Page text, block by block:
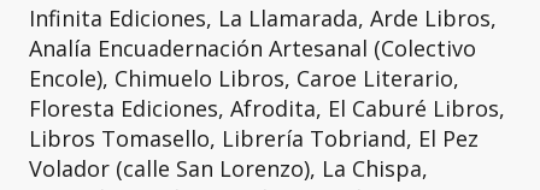
Infinita Ediciones, La Llamarada, Arde Libros,
Analía Encuadernación Artesanal (Colectivo
Encole), Chimuelo Libros, Caroe Literario,
Floresta Ediciones, Afrodita, El Caburé Libros,
Libros Tomasello, Librería Tobriand, El Pez
Volador (calle San Lorenzo), La Chispa,